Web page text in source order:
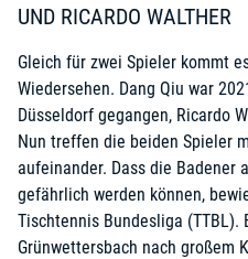
UND RICARDO WALTHER
Gleich für zwei Spieler kommt
Wiedersehen. Dang Qiu war
Düsseldorf gegangen, Ricardo
Nun treffen die beiden Spieler
aufeinander. Dass die Badener
gefährlich werden können,
Tischtennis Bundesliga (TTBL).
Grünwettersbach nach großem